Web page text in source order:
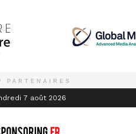
PARTENAIRES
7 août 2026